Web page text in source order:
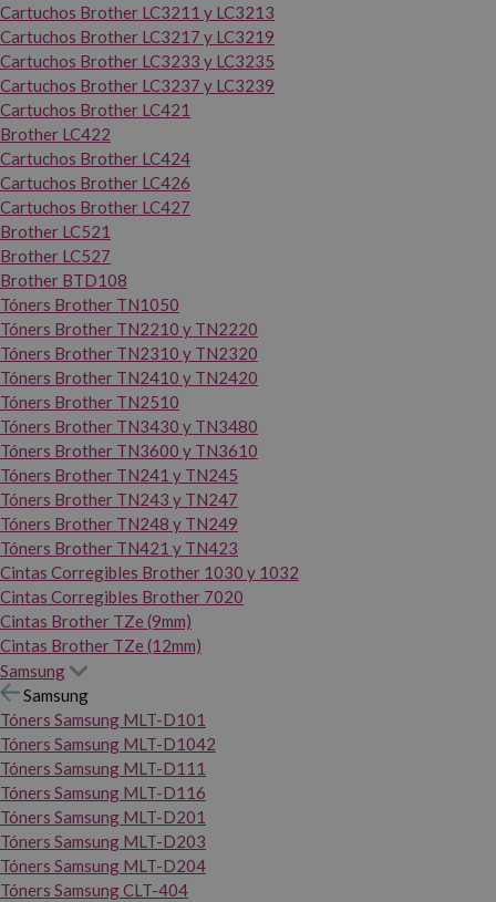
Cartuchos Brother LC3211 y LC3213
Cartuchos Brother LC3217 y LC3219
Cartuchos Brother LC3233 y LC3235
Cartuchos Brother LC3237 y LC3239
Cartuchos Brother LC421
Brother LC422
Cartuchos Brother LC424
Cartuchos Brother LC426
Cartuchos Brother LC427
Brother LC521
Brother LC527
Brother BTD108
Tóners Brother TN1050
Tóners Brother TN2210 y TN2220
Tóners Brother TN2310 y TN2320
Tóners Brother TN2410 y TN2420
Tóners Brother TN2510
Tóners Brother TN3430 y TN3480
Tóners Brother TN3600 y TN3610
Tóners Brother TN241 y TN245
Tóners Brother TN243 y TN247
Tóners Brother TN248 y TN249
Tóners Brother TN421 y TN423
Cintas Corregibles Brother 1030 y 1032
Cintas Corregibles Brother 7020
Cintas Brother TZe (9mm)
Cintas Brother TZe (12mm)
Samsung
Samsung
Tóners Samsung MLT-D101
Tóners Samsung MLT-D1042
Tóners Samsung MLT-D111
Tóners Samsung MLT-D116
Tóners Samsung MLT-D201
Tóners Samsung MLT-D203
Tóners Samsung MLT-D204
Tóners Samsung CLT-404